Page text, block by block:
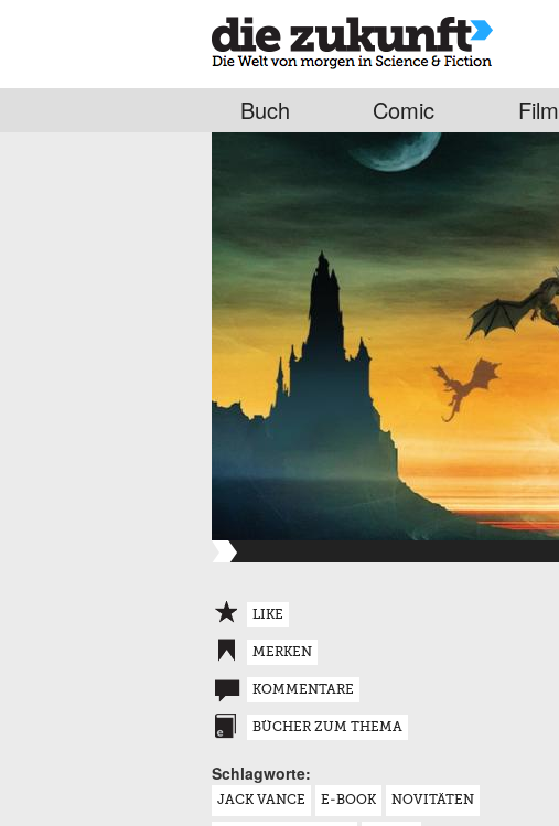
Buch Comic Film
LIKE
MERKEN
KOMMENTARE
BÜCHER ZUM THEMA
Schlagworte:
JACK VANCE E-BOOK NOVITÄTEN